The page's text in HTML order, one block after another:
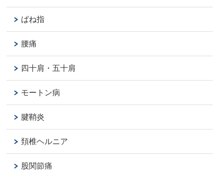
ばね指
腰痛
四十肩・五十肩
モートン病
腱鞘炎
頚椎ヘルニア
股関節痛